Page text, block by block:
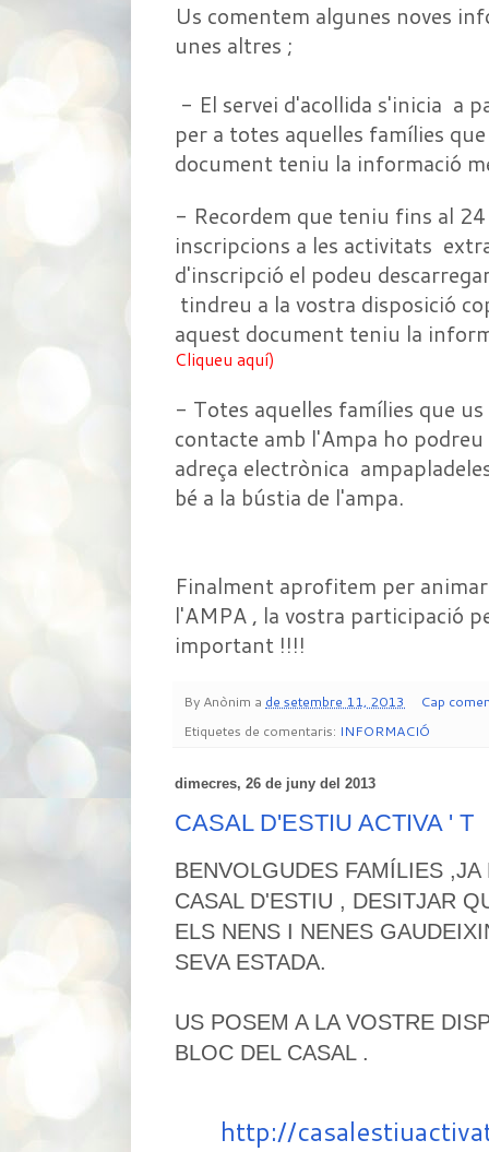
Us comentem algunes noves
unes altres ;
- El servei d'acollida s'inicia a
per a totes aquelles famílies
document teniu la informació
- Recordem que teniu fins al
inscripcions a les activitats
d'inscripció el podeu
tindreu a la vostra disposició
aquest document teniu la
Cliqueu aquí)
- Totes aquelles famílies que
contacte amb l'Ampa ho
adreça electrònica
bé a la bústia de l'ampa.
Finalment aprofitem per
l'AMPA , la vostra participació
important !!!!
By Anònim a de setembre 11, 2013
Cap
Etiquetes de comentaris: INFORMACIÓ
dimecres, 26 de juny del 2013
CASAL D'ESTIU ACTIVA ' T
BENVOLGUDES FAMÍLIES ,JA
CASAL D'ESTIU , DESITJAR
ELS NENS I NENES
SEVA ESTADA.
US POSEM A LA VOSTRE
BLOC DEL CASAL .
http://